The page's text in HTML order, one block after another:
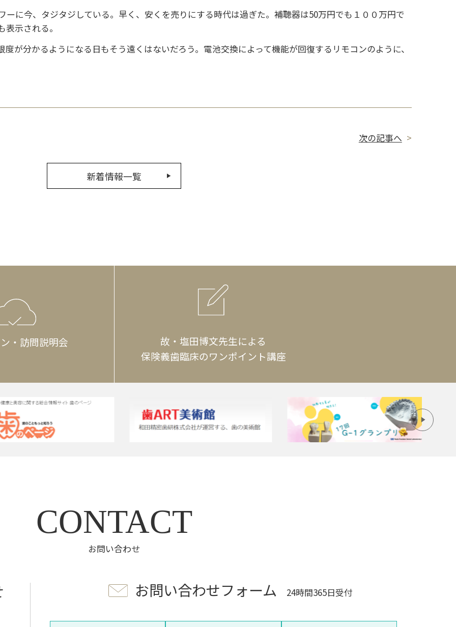
に今、タジタジしている。早く、安くを売りにする時代は過ぎた。補聴器は50万円でも１００万円で
示される。
分かるようになる日もそう遠くはないだろう。電池交換によって機能が回復するリモコンのように、
次の記事へ
新着情報一覧
・訪問説明会
故・塩田博文先生による
保険義歯臨床のワンポイント講座
CONTACT
お問い合わせ
お問い合わせフォーム 24時間365日受付